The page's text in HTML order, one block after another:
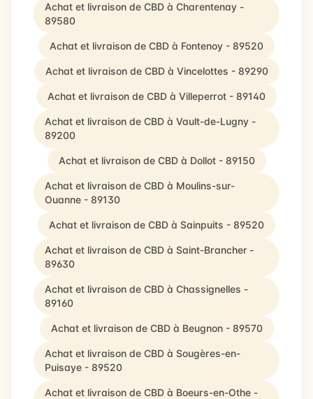
Achat et livraison de CBD à Charentenay -
89580
Achat et livraison de CBD à Fontenoy - 89520
Achat et livraison de CBD à Vincelottes - 89290
Achat et livraison de CBD à Villeperrot - 89140
Achat et livraison de CBD à Vault-de-Lugny -
89200
Achat et livraison de CBD à Dollot - 89150
Achat et livraison de CBD à Moulins-sur-
Ouanne - 89130
Achat et livraison de CBD à Sainpuits - 89520
Achat et livraison de CBD à Saint-Brancher -
89630
Achat et livraison de CBD à Chassignelles -
89160
Achat et livraison de CBD à Beugnon - 89570
Achat et livraison de CBD à Sougères-en-
Puisaye - 89520
Achat et livraison de CBD à Boeurs-en-Othe -